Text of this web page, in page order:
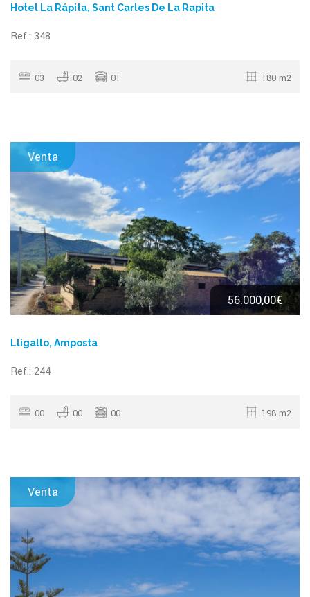
Hotel La Rápita, Sant Carles De La Rapita
Ref.: 348
03 02 01 180 m2
Venta
56.000,00€
Lligallo, Amposta
Ref.: 244
00 00 00 198 m2
Venta